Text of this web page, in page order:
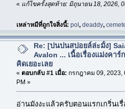
« แก้ไขครั้งสุดท้าย: มิถุนายน 18, 2026,
เหล่าหมีที่ถูกใจสิ่งนี้:pol,deaddy,
Re: [บ่นปนสปอยล์ล่ะมั้ง]
Avalon ... เนื้อเรื่องแม่งคาร์
คิดเยอะเลย
« ตอบกลับ #1 เมื่อ: กรกฎาคม 09, 2023,
PM »
อ่านมังงะแล้วครับตอนแรกเกริ่นเ